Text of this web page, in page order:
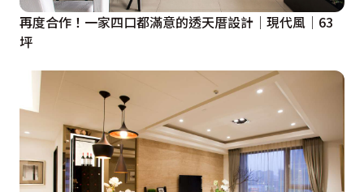
再度合作！一家四口都滿意的透天厝設計│現代風│63
坪